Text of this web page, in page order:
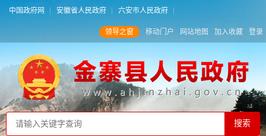
中国政府网 安徽省人民政府 六安市人民政府
领导之窗 移动门户 网站地图 加入收藏 登录